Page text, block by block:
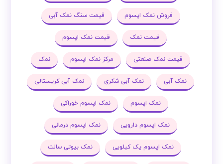
فروش نمک اپسوم قیمت سنگ نمک آبی
قیمت نمک قیمت نمک اپسوم
قیمت نمک صنعتی مرکز نمک اپسوم نمک
نمک آبی نمک آبی شکری نمک آبی کریستالی
نمک اپسوم نمک اپسوم خوراکی
نمک اپسوم دارویی نمک اپسوم درمانی
نمک اپسوم یک کیلویی نمک بیوتی سالت